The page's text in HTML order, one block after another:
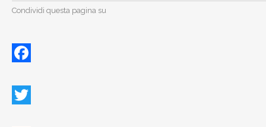
Condividi questa pagina su